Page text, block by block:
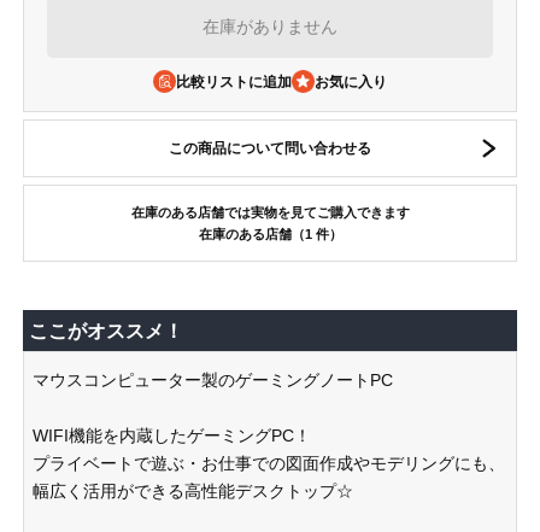
在庫がありません
比較リストに追加
この商品について問い合わせる
在庫のある店舗では実物を見てご購入できます
在庫のある店舗（1 件）
ここがオススメ！
マウスコンピューター製のゲーミングノートPC
WIFI機能を内蔵したゲーミングPC！
プライベートで遊ぶ・お仕事での図面作成やモデリングにも、
幅広く活用ができる高性能デスクトップ☆